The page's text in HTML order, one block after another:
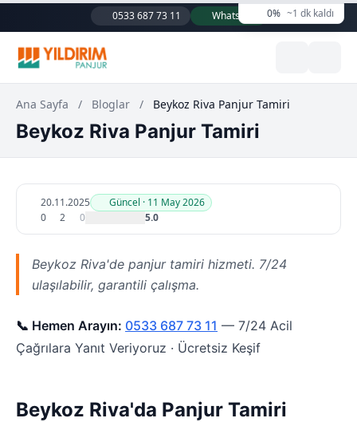
0533 687 73 11 WhatsApp 0% ~1 dk kaldı
Ana Sayfa / Bloglar / Beykoz Riva Panjur Tamiri
Beykoz Riva Panjur Tamiri
20.11.2025
Güncel · 11 May 2026
0
2 0 5.0
Beykoz Riva'de panjur tamiri hizmeti. 7/24
ulaşılabilir, garantili çalışma.
📞 Hemen Arayın: 0533 687 73 11 — 7/24 Acil
Çağrılara Yanıt Veriyoruz · Ücretsiz Keşif
Beykoz Riva'da Panjur Tamiri